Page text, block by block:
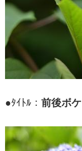
●ﾀｲﾄﾙ： 前後ボケ